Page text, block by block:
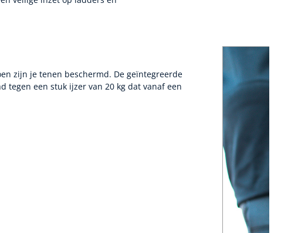
zijn je tenen beschermd. De geïntegreerde
tegen een stuk ijzer van 20 kg dat vanaf een